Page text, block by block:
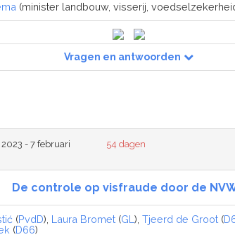
(minister landbouw, visserij,
Vragen en antwoorden
- 7 februari
54 dagen
De controle op visfraude door de
(PvdD), Laura Bromet (GL ), Tjeerd de Groot (
(D66)